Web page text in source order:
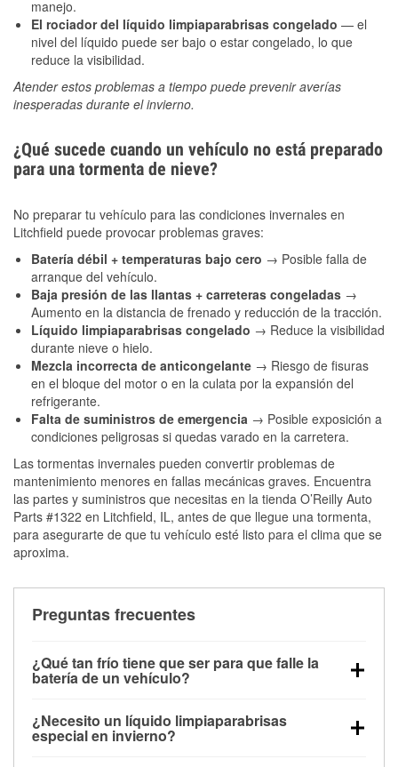
manejo.
El rociador del líquido limpiaparabrisas congelado — el
nivel del líquido puede ser bajo o estar congelado, lo que
reduce la visibilidad.
Atender estos problemas a tiempo puede prevenir averías
inesperadas durante el invierno.
¿Qué sucede cuando un vehículo no está preparado
para una tormenta de nieve?
No preparar tu vehículo para las condiciones invernales en
Litchfield puede provocar problemas graves:
Batería débil + temperaturas bajo cero → Posible falla de
arranque del vehículo.
Baja presión de las llantas + carreteras congeladas →
Aumento en la distancia de frenado y reducción de la tracción.
Líquido limpiaparabrisas congelado → Reduce la visibilidad
durante nieve o hielo.
Mezcla incorrecta de anticongelante → Riesgo de fisuras
en el bloque del motor o en la culata por la expansión del
refrigerante.
Falta de suministros de emergencia → Posible exposición a
condiciones peligrosas si quedas varado en la carretera.
Las tormentas invernales pueden convertir problemas de
mantenimiento menores en fallas mecánicas graves. Encuentra
las partes y suministros que necesitas en la tienda O’Reilly Auto
Parts #1322 en Litchfield, IL, antes de que llegue una tormenta,
para asegurarte de que tu vehículo esté listo para el clima que se
aproxima.
Preguntas frecuentes
¿Qué tan frío tiene que ser para que falle la
batería de un vehículo?
debajo de los 32 °F y puede perder hasta la mitad de
su potencia de arranque cerca de los 0 °F, lo que
¿Necesito un líquido limpiaparabrisas
especial en invierno?